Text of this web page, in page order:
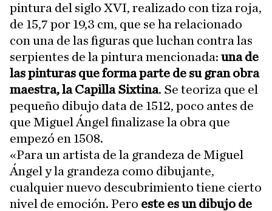
pintura del siglo XVI, realizado con tiza roja,
de 15,7 por 19,3 cm, que se ha relacionado
con una de las figuras que luchan contra las
serpientes de la pintura mencionada: una de
las pinturas que forma parte de su gran obra
maestra, la Capilla Sixtina. Se teoriza que el
pequeño dibujo data de 1512, poco antes de
que Miguel Ángel finalizase la obra que
empezó en 1508.
«Para un artista de la grandeza de Miguel
Ángel y la grandeza como dibujante,
cualquier nuevo descubrimiento tiene cierto
nivel de emoción. Pero este es un dibujo de